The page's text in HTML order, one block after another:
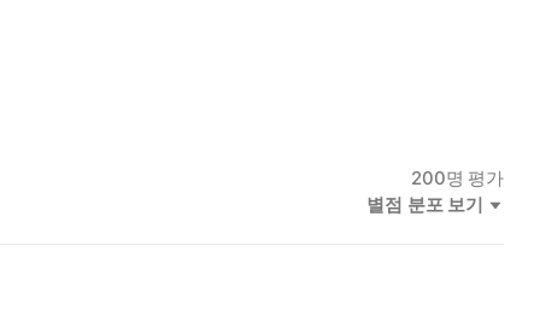
200명 평가
별점 분포 보기